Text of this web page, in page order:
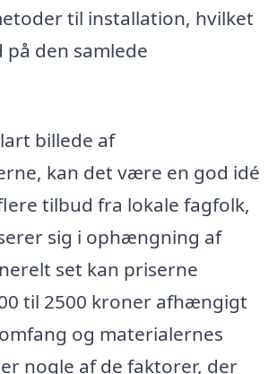
til installation, hvilket
på den samlede
billede af
kan det være en god idé
tilbud fra lokale fagfolk,
sig i ophængning af
set kan priserne
til 2500 kroner afhængigt
og materialernes
nogle af de faktorer, der